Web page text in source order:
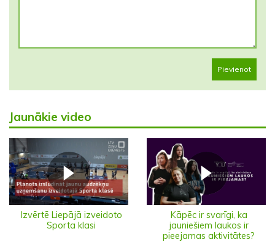
Pievienot
Jaunākie video
Izvērtē Liepājā izveidoto
Sporta klasi
Kāpēc ir svarīgi, ka
jauniešiem laukos ir
pieejamas aktivitātes?